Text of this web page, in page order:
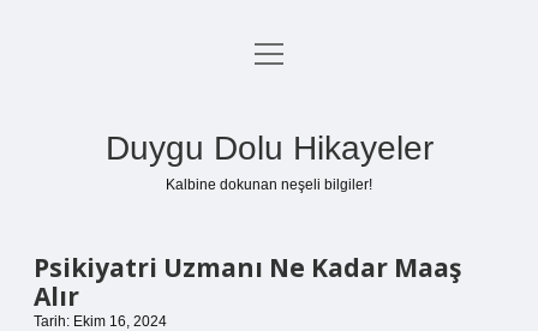
Anasayfa
menüyü
Duygu Dolu Hikayeler
Kalbine dokunan neşeli bilgiler!
Psikiyatri Uzmanı Ne Kadar Maaş
Alır
Tarih: Ekim 16, 2024